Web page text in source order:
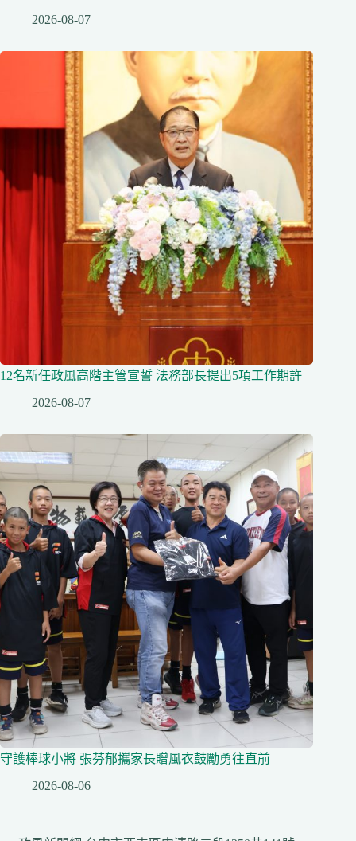
2026-08-07
12名新任政風高階主管宣誓 法務部長提出5項工作期許
2026-08-07
守護棒球小將 張芬郁攜家長贈風衣鼓勵勇往直前
2026-08-06